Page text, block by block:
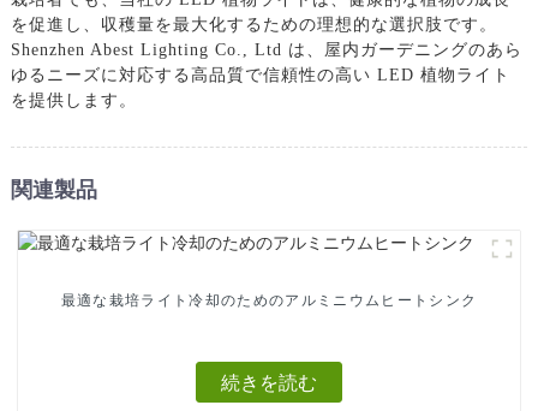
を促進し、収穫量を最大化するための理想的な選択肢です。
Shenzhen Abest Lighting Co., Ltd は、屋内ガーデニングのあら
ゆるニーズに対応する高品質で信頼性の高い LED 植物ライト
を提供します。
関連製品
最適な栽培ライト冷却のためのアルミニウムヒートシンク
続きを読む